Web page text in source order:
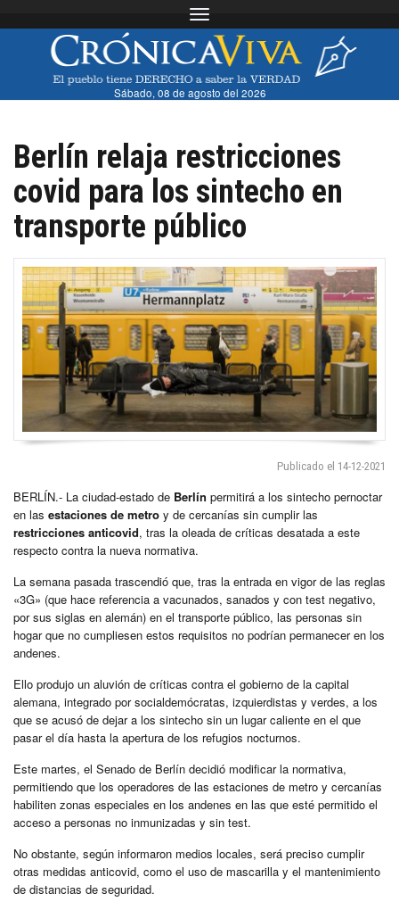
Toggle navigation
Sábado, 08 de agosto del 2026
Berlín relaja restricciones
covid para los sintecho en
transporte público
Publicado el 14-12-2021
BERLÍN.- La ciudad-estado de Berlín permitirá a los sintecho pernoctar
en las estaciones de metro y de cercanías sin cumplir las
restricciones anticovid, tras la oleada de críticas desatada a este
respecto contra la nueva normativa.
La semana pasada trascendió que, tras la entrada en vigor de las reglas
«3G» (que hace referencia a vacunados, sanados y con test negativo,
por sus siglas en alemán) en el transporte público, las personas sin
hogar que no cumpliesen estos requisitos no podrían permanecer en los
andenes.
Ello produjo un aluvión de críticas contra el gobierno de la capital
alemana, integrado por socialdemócratas, izquierdistas y verdes, a los
que se acusó de dejar a los sintecho sin un lugar caliente en el que
pasar el día hasta la apertura de los refugios nocturnos.
Este martes, el Senado de Berlín decidió modificar la normativa,
permitiendo que los operadores de las estaciones de metro y cercanías
habiliten zonas especiales en los andenes en las que esté permitido el
acceso a personas no inmunizadas y sin test.
No obstante, según informaron medios locales, será preciso cumplir
otras medidas anticovid, como el uso de mascarilla y el mantenimiento
de distancias de seguridad.